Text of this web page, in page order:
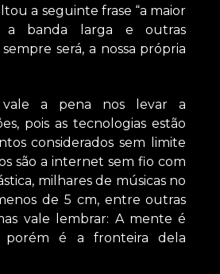
a seguinte frase “a maior
a banda larga e outras
será, a nossa própria
vale a pena nos levar a
pois as tecnologias estão
considerados sem limite
são a internet sem fio com
milhares de músicas no
de 5 cm, entre outras
vale lembrar: A mente é
porém é a fronteira dela